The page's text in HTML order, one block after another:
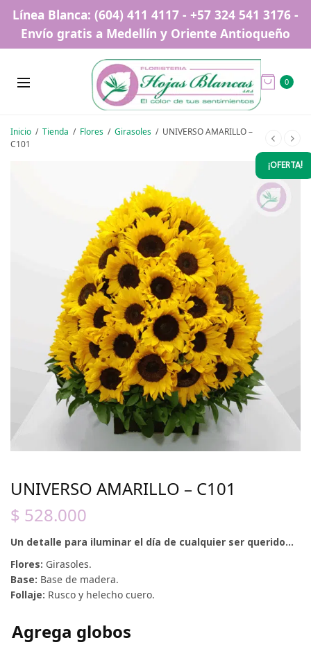
Línea Blanca: (604) 411 4117 - +57 324 541 3176 -
Envío gratis a Medellín y Oriente Antioqueño
0
Inicio / Tienda / Flores / Girasoles / UNIVERSO AMARILLO –
C101
¡OFERTA!
UNIVERSO AMARILLO – C101
$ 528.000
Un detalle para iluminar el día de cualquier ser querido…
Flores: Girasoles.
Base: Base de madera.
Follaje: Rusco y helecho cuero.
Agrega globos